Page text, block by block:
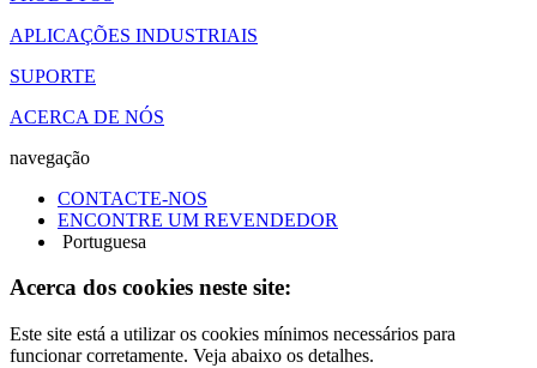
APLICAÇÕES INDUSTRIAIS
SUPORTE
ACERCA DE NÓS
navegação
CONTACTE-NOS
ENCONTRE UM REVENDEDOR
Portuguesa
Acerca dos cookies neste site:
Este site está a utilizar os cookies mínimos necessários para
funcionar corretamente. Veja abaixo os detalhes.